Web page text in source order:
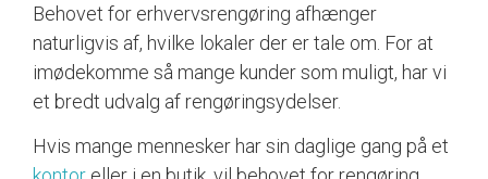
Behovet for erhvervsrengøring afhænger
naturligvis af, hvilke lokaler der er tale om. For at
imødekomme så mange kunder som muligt, har vi
et bredt udvalg af rengøringsydelser.
Hvis mange mennesker har sin daglige gang på et